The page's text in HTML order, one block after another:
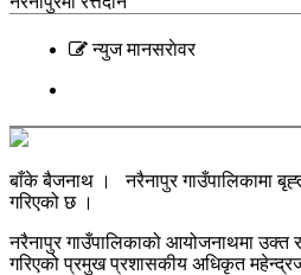
न्युज मानसराेवर
बाँके बैजनाथ । नरैनापुर गाउँपालिकामा
गरिएको छ ।
नरैनापुर गाउँपालिकाको आयोजनाथमा उक्त
गरिएको प्रमुख प्रशासकीय अधिकृत